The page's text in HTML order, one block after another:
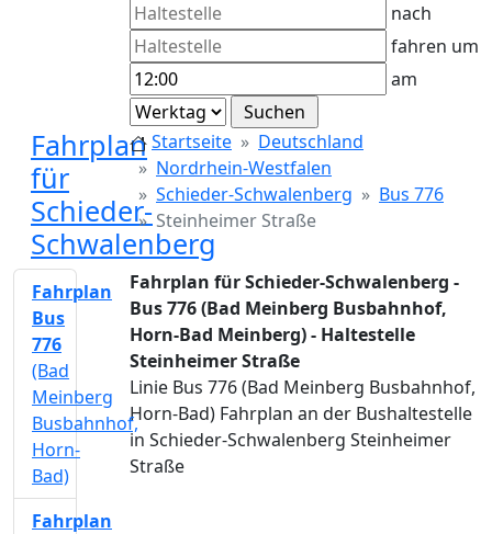
nach
fahren um
am
Fahrplan
für
Schieder-
Schwalenberg
Startseite
Deutschland
Nordrhein-Westfalen
Schieder-Schwalenberg
Bus 776
Steinheimer Straße
Fahrplan für Schieder-Schwalenberg -
Bus 776 (Bad Meinberg Busbahnhof,
Horn-Bad Meinberg) - Haltestelle
Steinheimer Straße
Linie Bus 776 (Bad Meinberg Busbahnhof,
Horn-Bad) Fahrplan an der Bushaltestelle
in Schieder-Schwalenberg Steinheimer
Straße
Fahrplan
Bus
776
(Bad
Meinberg
Busbahnhof,
Horn-
Bad)
Fahrplan